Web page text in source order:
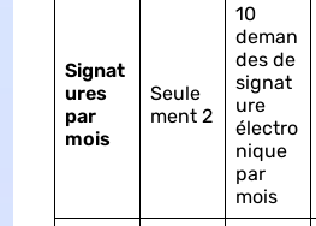
Signat
ures
par
mois
Seule
ment 2
10
deman
des de
signat
ure
électro
nique
par
mois